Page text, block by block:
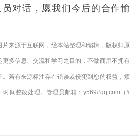
对话，愿我们今后的合作愉
片来源于互联网，经本站整理和编辑，版权归原
多信息、交流和学习之目的，不做商用不拥有
若有来源标注存在错误或侵犯到您的权益，烦
时间整改处理。管理员邮箱：y569#qq.com（#